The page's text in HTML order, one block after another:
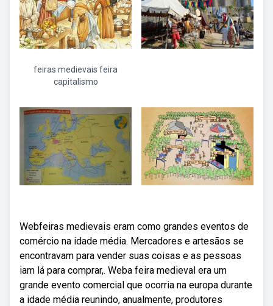
feiras medievais feira
capitalismo
Webfeiras medievais eram como grandes eventos de
comércio na idade média. Mercadores e artesãos se
encontravam para vender suas coisas e as pessoas
iam lá para comprar,. Weba feira medieval era um
grande evento comercial que ocorria na europa durante
a idade média reunindo, anualmente, produtores